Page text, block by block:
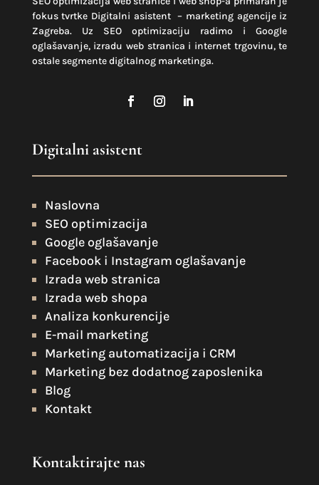
fokus tvrtke Digitalni asistent – marketing agencije iz
Zagreba. Uz SEO optimizaciju radimo i Google
oglašavanje, izradu web stranica i internet trgovinu, te
ostale segmente digitalnog marketinga.
Digitalni asistent
Naslovna
SEO optimizacija
Google oglašavanje
Facebook i Instagram oglašavanje
Izrada web stranica
Izrada web shopa
Analiza konkurencije
E-mail marketing
Marketing automatizacija i CRM
Marketing bez dodatnog zaposlenika
Blog
Kontakt
Kontaktirajte nas